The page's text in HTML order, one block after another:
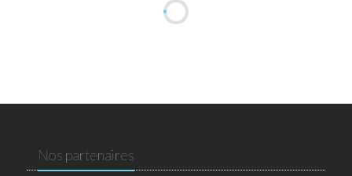
Nos partenaires